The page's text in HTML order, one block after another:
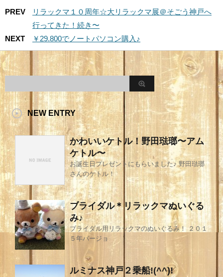
PREV
リラックマ１０周年☆大リラックマ展＠そごう神戸へ
行ってきた！続き〜
NEXT
￥29.800でノートパソコン購入♪
NEW ENTRY
かわいいケトル！野田琺瑯〜アム
ケトル〜
お誕生日プレゼントにもらいました♪ 野田琺瑯
さんのケトル！
ブライダル＊リラックマぬいぐる
み♪
ブライダル用リラックマのぬいぐるみ！ ２０１
５年バージョ
ルミナス神戸２乗船!(^^)!